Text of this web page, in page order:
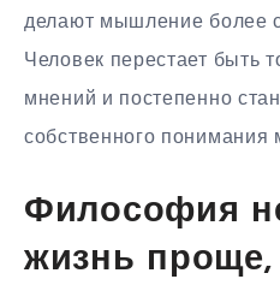
делают мышление более
Человек перестает быть
мнений и постепенно
собственного понимания
Философия
жизнь проще,